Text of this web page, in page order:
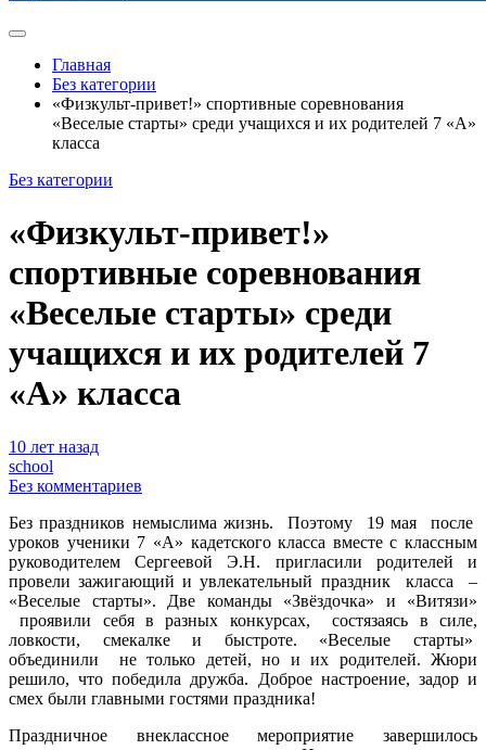
Главная
Без категории
«Физкульт-привет!» спортивные соревнования
«Веселые старты» среди учащихся и их родителей 7 «А»
класса
Без категории
«Физкульт-привет!»
спортивные соревнования
«Веселые старты» среди
учащихся и их родителей 7
«А» класса
10 лет назад
school
Без комментариев
Без праздников немыслима жизнь. Поэтому 19 мая после
уроков ученики 7 «А» кадетского класса вместе с классным
руководителем Сергеевой Э.Н. пригласили родителей и
провели зажигающий и увлекательный праздник класса –
«Веселые старты». Две команды «Звёздочка» и «Витязи»
проявили себя в разных конкурсах, состязаясь в силе,
ловкости, смекалке и быстроте. «Веселые старты»
объединили не только детей, но и их родителей. Жюри
решило, что победила дружба. Доброе настроение, задор и
смех были главными гостями праздника!
Праздничное внеклассное мероприятие завершилось